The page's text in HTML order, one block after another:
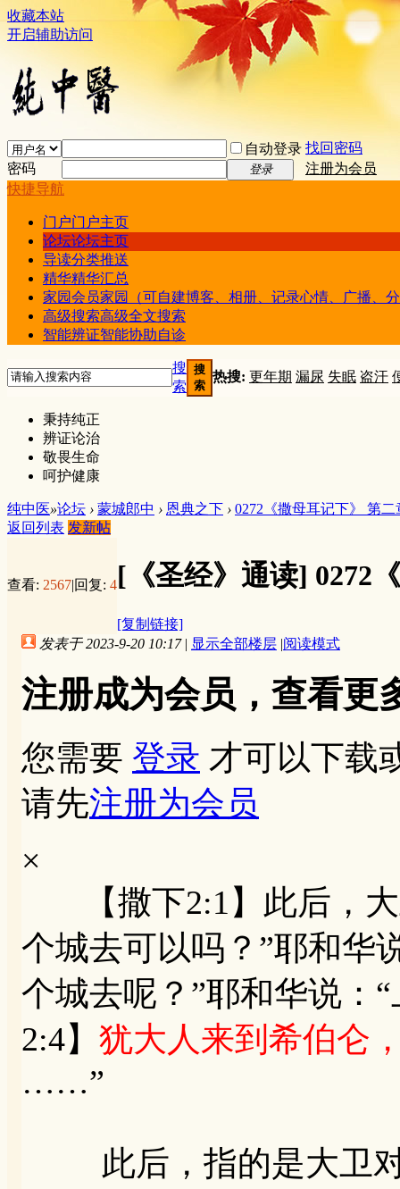
收藏本站
开启辅助访问
自动登录 找回密码
密码
登录
注册为会员
快捷导航
门户门户主页
论坛论坛主页
导读分类推送
精华精华汇总
家园会员家园（可自建博客、相册、记录心情、广播、
高级搜索高级全文搜索
智能辨证智能协助自诊
搜
索
搜
索
热搜: 更年期 漏尿 失眠 盗汗
秉持纯正
辨证论治
敬畏生命
呵护健康
纯中医»论坛 › 蒙城郎中 › 恩典之下 › 0272《撒母耳记下》 第二
返回列表 发新帖
查看: 2567|回复: 4[《圣经》通读] 0272
[复制链接]
发表于 2023-9-20 10:17 | 显示全部楼层 |阅读模式
注册成为会员，查看更
您需要 登录 才可以下载
请先注册为会员
×
【撒下2:1】此后，大
个城去可以吗？”耶和华
个城去呢？”耶和华说
2:4】 犹大人来到希伯仑
……”
此后，指的是大卫对